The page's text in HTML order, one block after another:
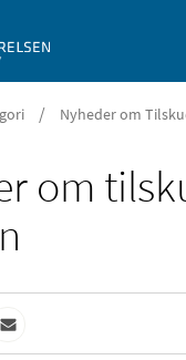
/ Nyheder om
om